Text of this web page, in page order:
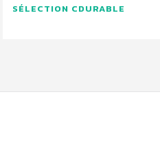
SÉLECTION CDURABLE